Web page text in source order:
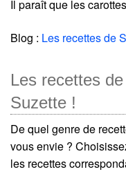
Il paraît que les
Blog : Les recettes de
Les recettes
Suzette !
De quel genre de
vous envie ?
les recettes